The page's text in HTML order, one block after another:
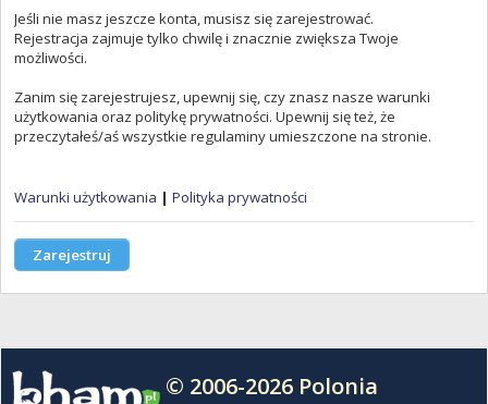
Jeśli nie masz jeszcze konta, musisz się zarejestrować.
Rejestracja zajmuje tylko chwilę i znacznie zwiększa Twoje
możliwości.
Zanim się zarejestrujesz, upewnij się, czy znasz nasze warunki
użytkowania oraz politykę prywatności. Upewnij się też, że
przeczytałeś/aś wszystkie regulaminy umieszczone na stronie.
Warunki użytkowania | Polityka prywatności
Zarejestruj
© 2006-2026 Polonia